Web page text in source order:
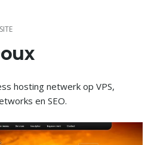
hosting netwerk op VPS,
en SEO.